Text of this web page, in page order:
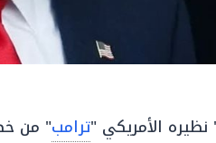
الأمريكي "ترامب" من